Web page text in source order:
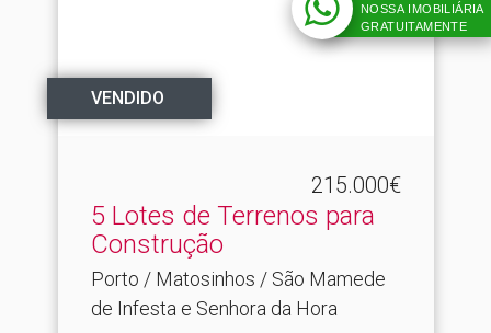
VENDIDO
215.000€
5 Lotes de Terrenos para
Construção
Porto / Matosinhos / São Mamede
de Infesta e Senhora da Hora
NOSSA IMOBILIÁRIA
GRATUITAMENTE